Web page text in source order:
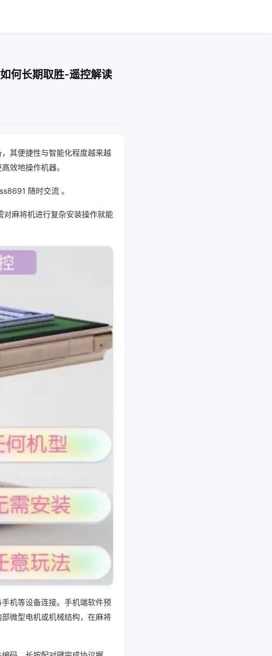
何长期取胜-遥控解读
其便捷性与智能化程度越来越
效地操作机器。
随时交流 。
麻将机进行复杂安装操作就能
机等设备连接。手机端软件预
微型电机或机械结构，在麻将